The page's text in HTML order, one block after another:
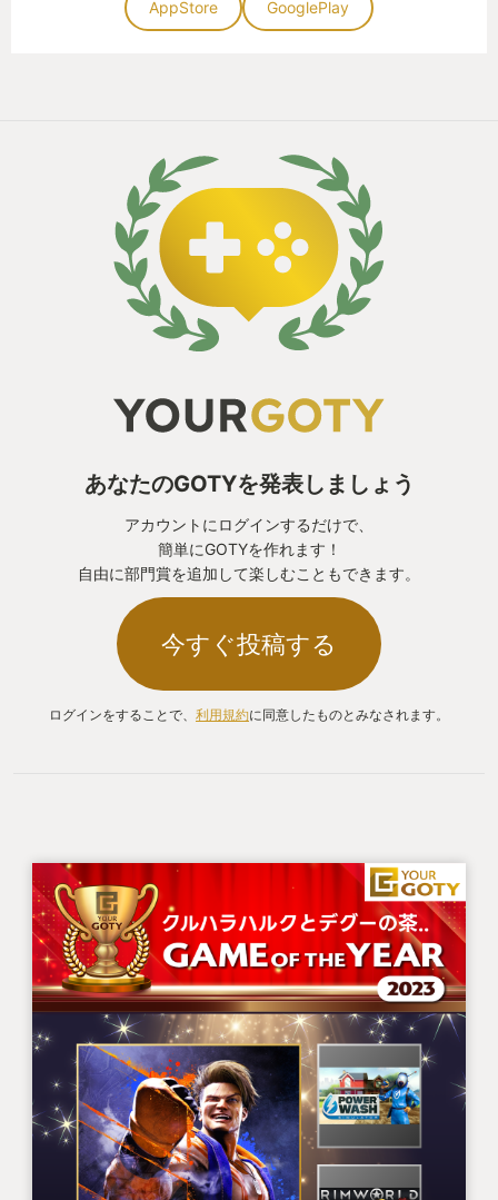
AppStore GooglePlay
あなたのGOTYを発表しましょう
アカウントにログインするだけで、
簡単にGOTYを作れます！
自由に部門賞を追加して楽しむこともできます。
今すぐ投稿する
ログインをすることで、 利用規約に同意したものとみなされます。